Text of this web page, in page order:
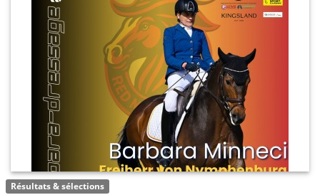
Résultats & sélections